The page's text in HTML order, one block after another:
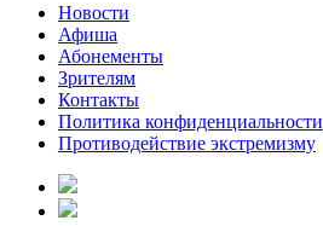
Новости
Афиша
Абонементы
Зрителям
Контакты
Политика конфиденциальности
Противодействие экстремизму